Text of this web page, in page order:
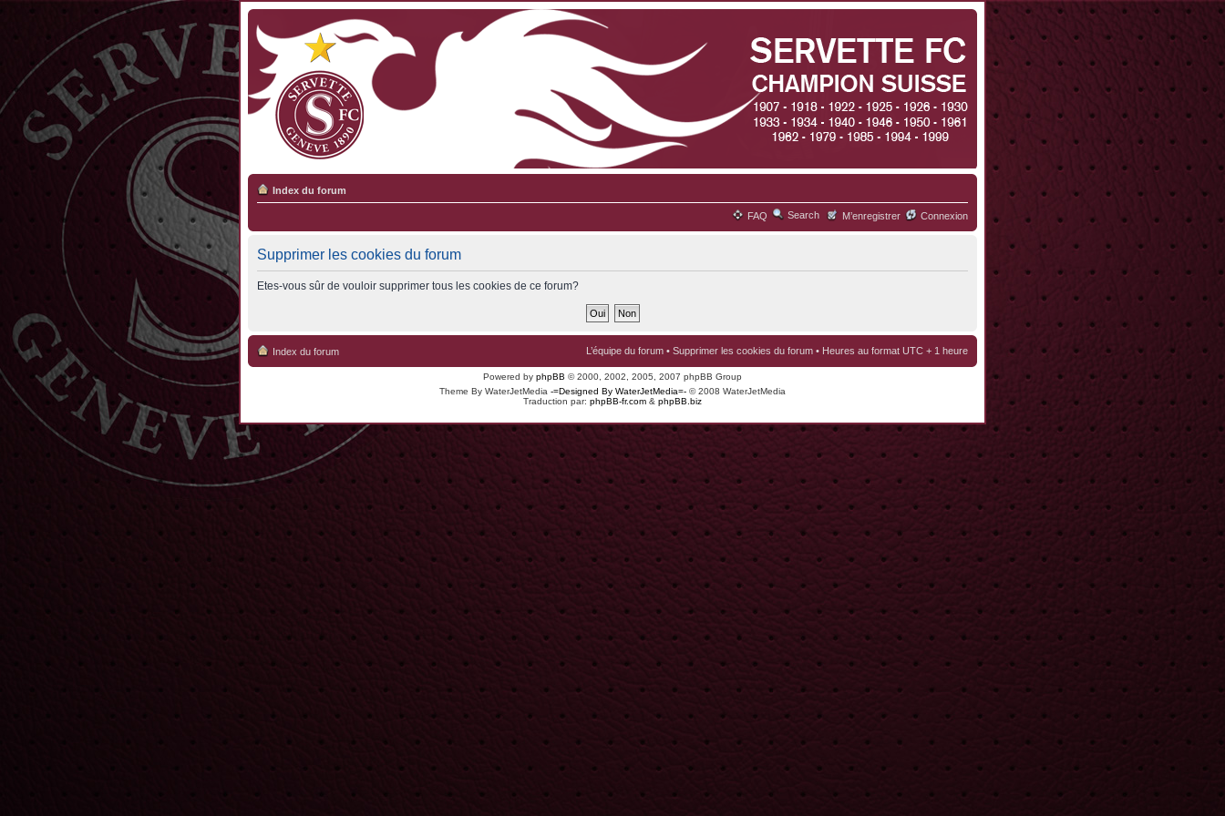
Index du forum
FAQ Search M’enregistrer Connexion
Supprimer les cookies du forum
Etes-vous sûr de vouloir supprimer tous les cookies de ce forum?
Index du forum L’équipe du forum • Supprimer les cookies du forum • Heures au format UTC + 1 heure
Powered by phpBB © 2000, 2002, 2005, 2007 phpBB Group
Theme By WaterJetMedia -=Designed By WaterJetMedia=- © 2008 WaterJetMedia
Traduction par: phpBB-fr.com & phpBB.biz